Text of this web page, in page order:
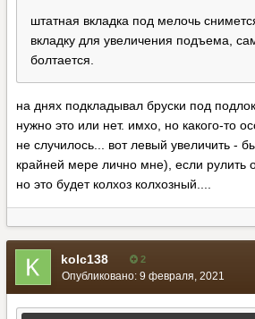
штатная вкладка под мелочь
вкладку для увеличения подъема,
болтается.
на днях подкладывал бруски под
нужно это или нет. имхо, но какого-то
не случилось... вот левый увеличить -
крайней мере лично мне), если рулить
но это будет колхоз колхозный....
kolc138 2
Опубликовано: 9 февраля, 2021